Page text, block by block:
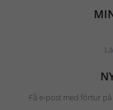
Få e-post med förtur